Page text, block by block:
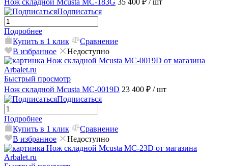
Нож складной Mcusta MC-183G 35 400 ₽ / шт
Подписаться
Подробнее
Купить в 1 клик
Сравнение
В избранное
Недоступно
Быстрый просмотр
Нож складной Mcusta MC-0019D 23 400 ₽ / шт
Подписаться
Подробнее
Купить в 1 клик
Сравнение
В избранное
Недоступно